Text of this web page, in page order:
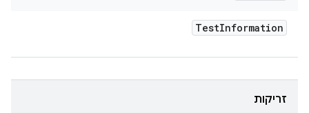
TestInformation
זריקות